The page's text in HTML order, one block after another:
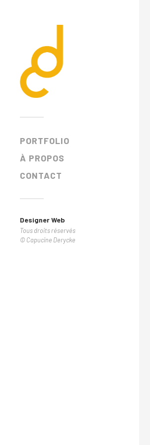
PORTFOLIO
À PROPOS
CONTACT
Designer Web
Tous droits réservés
© Capucine Derycke